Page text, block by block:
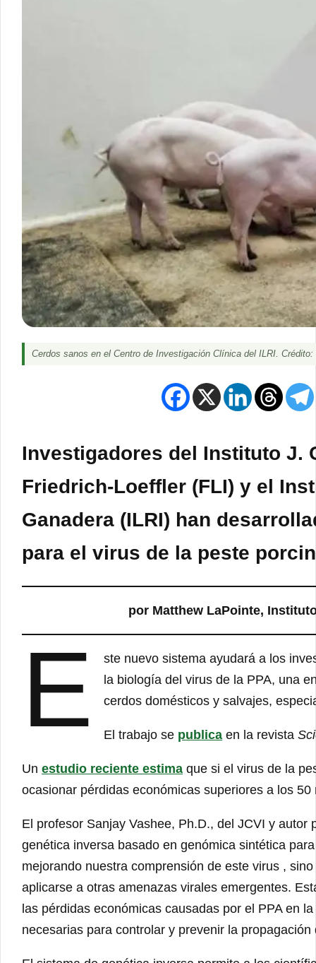
Cerdos sanos en el Centro de Investigación Clínica del ILRI. Crédito:
Investigadores del Instituto J.
Friedrich-Loeffler (FLI) y el
Ganadera (ILRI) han
para el virus de la peste
por Matthew LaPointe,
E
ste nuevo sistema ayudará a los
la biología del virus de la PPA, una
cerdos domésticos y salvajes,
El trabajo se publica en la revista
Un estudio reciente estima que si el virus de la
ocasionar pérdidas económicas superiores a los
El profesor Sanjay Vashee, Ph.D., del JCVI y
genética inversa basado en genómica sintética
mejorando nuestra comprensión de este virus ,
aplicarse a otras amenazas virales emergentes.
las pérdidas económicas causadas por el PPA en
necesarias para controlar y prevenir la